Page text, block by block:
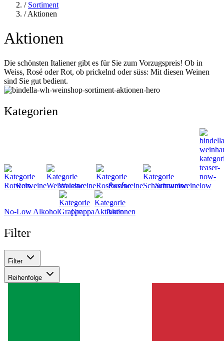
/ Sortiment
/ Aktionen
Aktionen
Die schönsten Italiener gibt es für Sie zum Vorzugspreis! Ob in
Weiss, Rosé oder Rot, ob prickelnd oder süss: Mit diesen Weinen
sind Sie gut bedient.
Kategorien
Rotweine Weissweine Roséweine Schaumweine
No-Low Alkohol Grappa Aktionen
Filter
Filter
Reihenfolge